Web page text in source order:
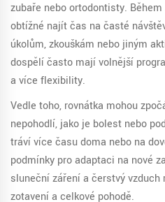
zubaře nebo ortodontisty.
obtížné najít čas na časté
úkolům, zkouškám nebo jiným
dospělí často mají volnější
a více flexibility.
Vedle toho, rovnátka mohou
nepohodlí, jako je bolest nebo
tráví více času doma nebo na
podmínky pro adaptaci na nové
sluneční záření a čerstvý
zotavení a celkové pohodě.